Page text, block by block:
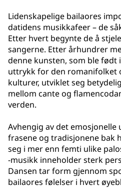
Lidenskapelige bailaores
datidens musikkafeer – de
Etter hvert begynte de å
sangerne. Etter århundrer
denne kunsten, som ble født
uttrykk for den romanifolket
kulturer, utviklet seg
mellom cante og
verden.
Avhengig av det
frasene og tradisjonene bak
seg i mer enn femti ulike
-musikk inneholder sterk
Dansen tar form gjennom
bailaores følelser i hvert